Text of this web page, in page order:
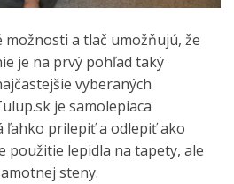
možnosti a tlač umožňujú, že
je na prvý pohľad taký
vyberaných
je samolepiaca
ľahko prilepiť a odlepiť ako
použitie lepidla na tapety, ale
steny.